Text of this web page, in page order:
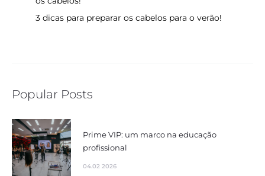
3 dicas para preparar os cabelos para o verão!
Popular Posts
Prime VIP: um marco na educação
profissional
04.02 2026